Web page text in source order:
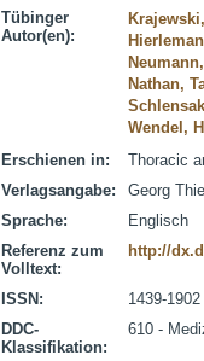
Tübinger
Autor(en):
Nathan,
Wendel,
Erschienen in:
Thoracic
Verlagsangabe:
Georg
Sprache:
Englisch
Referenz zum
Volltext:
http://
ISSN:
1439-1902
DDC-
Klassifikation:
610 -